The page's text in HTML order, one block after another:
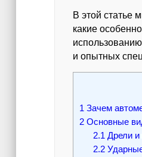
В этой статье
какие
и опытных
1 Зачем
2 Основные
2.1 Дрели
2.2